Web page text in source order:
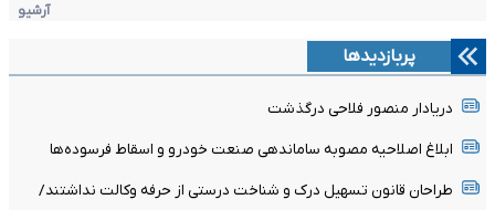
آرشیو
پربازدیدها
دریادار منصور فلاحی درگذشت
ابلاغ اصلاحیه مصوبه ساماندهی صنعت خودرو و اسقاط فرسوده‌ها
طراحان قانون تسهیل درک و شناخت درستی از حرفه وکالت نداشتند/